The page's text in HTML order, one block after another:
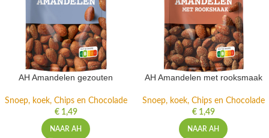
AH Amandelen gezouten
Snoep, koek, Chips en Chocolade
€1,49
NAAR AH
AH Amandelen met rooksmaak
Snoep, koek, Chips en Chocolade
€1,49
NAAR AH